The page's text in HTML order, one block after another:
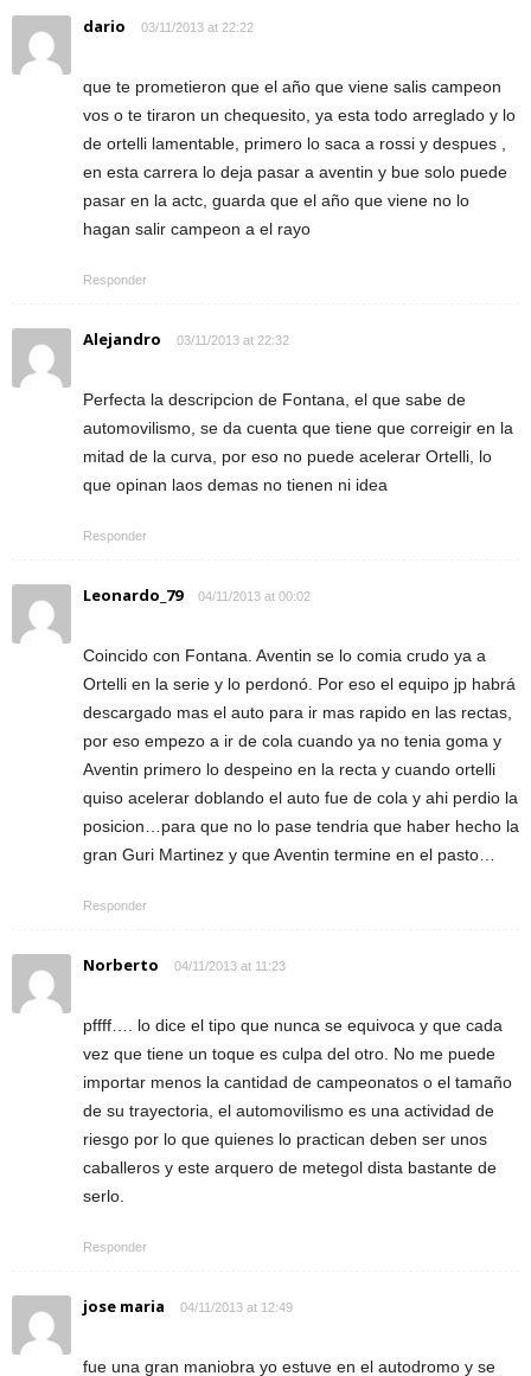
dario 03/11/2013 at 22:22
que te prometieron que el año que viene salis campeon
vos o te tiraron un chequesito, ya esta todo arreglado y lo
de ortelli lamentable, primero lo saca a rossi y despues ,
en esta carrera lo deja pasar a aventin y bue solo puede
pasar en la actc, guarda que el año que viene no lo
hagan salir campeon a el rayo
Responder
Alejandro 03/11/2013 at 22:32
Perfecta la descripcion de Fontana, el que sabe de
automovilismo, se da cuenta que tiene que correigir en la
mitad de la curva, por eso no puede acelerar Ortelli, lo
que opinan laos demas no tienen ni idea
Responder
Leonardo_79 04/11/2013 at 00:02
Coincido con Fontana. Aventin se lo comia crudo ya a
Ortelli en la serie y lo perdonó. Por eso el equipo jp habrá
descargado mas el auto para ir mas rapido en las rectas,
por eso empezo a ir de cola cuando ya no tenia goma y
Aventin primero lo despeino en la recta y cuando ortelli
quiso acelerar doblando el auto fue de cola y ahi perdio la
posicion…para que no lo pase tendria que haber hecho la
gran Guri Martinez y que Aventin termine en el pasto…
Responder
Norberto 04/11/2013 at 11:23
pffff…. lo dice el tipo que nunca se equivoca y que cada
vez que tiene un toque es culpa del otro. No me puede
importar menos la cantidad de campeonatos o el tamaño
de su trayectoria, el automovilismo es una actividad de
riesgo por lo que quienes lo practican deben ser unos
caballeros y este arquero de metegol dista bastante de
serlo.
Responder
jose maria 04/11/2013 at 12:49
fue una gran maniobra yo estuve en el autodromo y se